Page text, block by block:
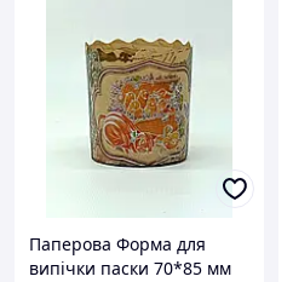
Паперова Форма для
випічки паски 70*85 мм